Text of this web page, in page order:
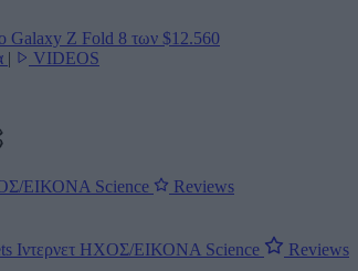
Galaxy Z Fold 8 των $12.560
| VIDEOS
ΕΙΚΟΝΑ Science Reviews
Ιντερνετ ΗΧΟΣ/ΕΙΚΟΝΑ Science Reviews